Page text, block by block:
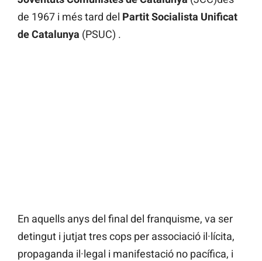
de 1967 i més tard del Partit Socialista Unificat
de Catalunya (PSUC) .
En aquells anys del final del franquisme, va ser
detingut i jutjat tres cops per associació il·lícita,
propaganda il·legal i manifestació no pacífica, i